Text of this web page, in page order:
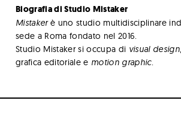
Biografia di Studio Mistaker
Mistakerè uno studio multidisciplinare
sede a Roma fondato nel 2016.
Studio Mistaker si occupa di visual design
grafica editoriale e motion graphic.